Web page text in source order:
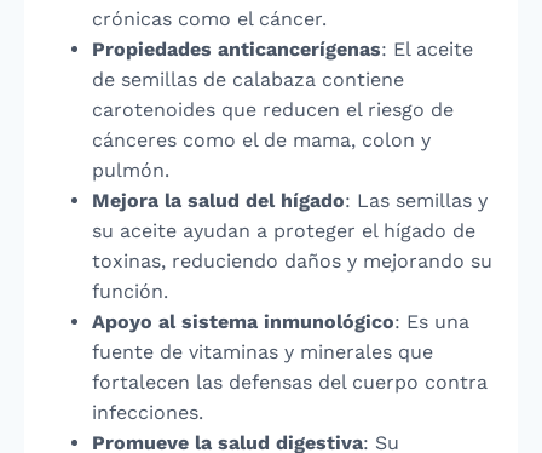
crónicas como el cáncer.
Propiedades anticancerígenas: El aceite
de semillas de calabaza contiene
carotenoides que reducen el riesgo de
cánceres como el de mama, colon y
pulmón.
Mejora la salud del hígado: Las semillas y
su aceite ayudan a proteger el hígado de
toxinas, reduciendo daños y mejorando su
función.
Apoyo al sistema inmunológico: Es una
fuente de vitaminas y minerales que
fortalecen las defensas del cuerpo contra
infecciones.
Promueve la salud digestiva: Su